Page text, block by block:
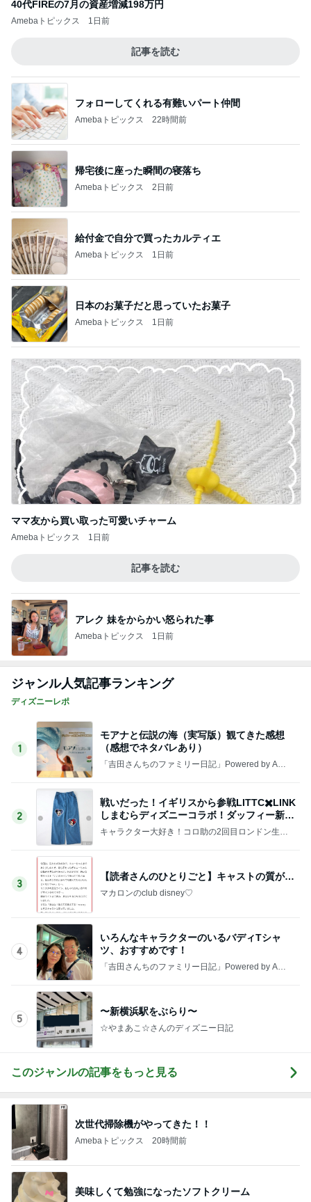
40代FIREの7月の資産増減198万円
Amebaトピックス 1日前
記事を読む
フォローしてくれる有難いパート仲間
Amebaトピックス 22時間前
帰宅後に座った瞬間の寝落ち
Amebaトピックス 2日前
給付金で自分で買ったカルティエ
Amebaトピックス 1日前
日本のお菓子だと思っていたお菓子
Amebaトピックス 1日前
ママ友から買い取った可愛いチャーム
Amebaトピックス 1日前
記事を読む
アレク 妹をからかい怒られた事
Amebaトピックス 1日前
ジャンル人気記事ランキング
ディズニーレポ
1
モアナと伝説の海（実写版）観てきた感想
（感想でネタバレあり）
「吉田さんちのファミリー日記」Powered by Ame
2
戦いだった！イギリスから参戦LITTC✖️LINK
しまむらディズニーコラボ！ダッフィー新商
品の話
キャラクター大好き！コロ助の2回目ロンドン生活
3
【読者さんのひとりごと】キャストの質が…
マカロンのclub disney♡
4
いろんなキャラクターのいるバディTシャ
ツ、おすすめです！
「吉田さんちのファミリー日記」Powered by Ame
5
〜新横浜駅をぶらり〜
☆やまあこ☆さんのディズニー日記
このジャンルの記事をもっと見る
次世代掃除機がやってきた！！
Amebaトピックス 20時間前
美味しくて勉強になったソフトクリーム